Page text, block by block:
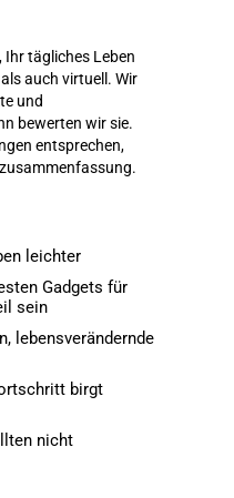
tägliches Leben
auch virtuell. Wir
und
bewerten wir sie.
entsprechen,
leichter
Gadgets für
sein
lebensverändernde
birgt
nicht